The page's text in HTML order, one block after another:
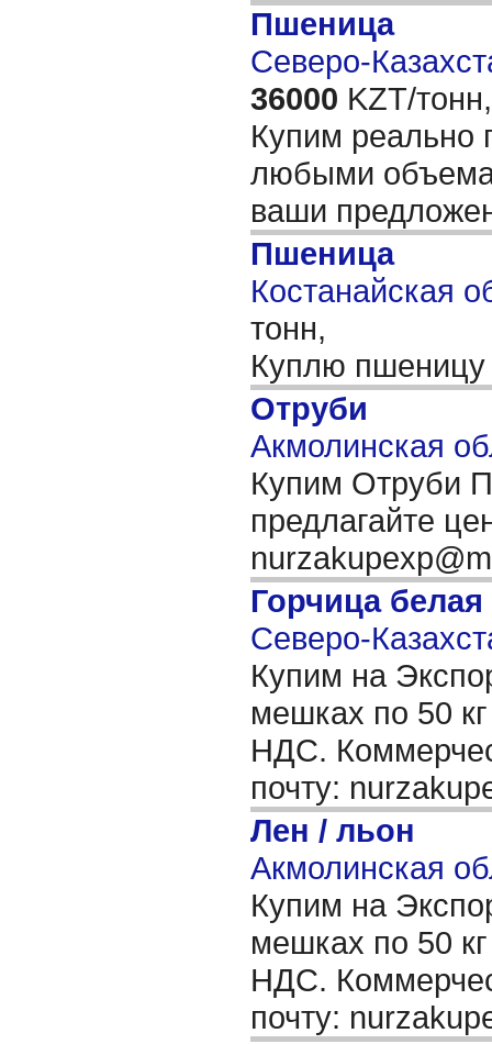
Пшеница
Северо-
36000 KZT/тонн,
Купим реально
любыми
ваши
Пшеница
Костанайская
тонн,
Куплю
Отруби
Акмолинская
Купим Отруби
предлагайте
Горчица белая
Северо-
Купим на
мешках по 50
НДС.
почту:
Лен / льон
Акмолинская
Купим на
мешках по 50
НДС.
почту: